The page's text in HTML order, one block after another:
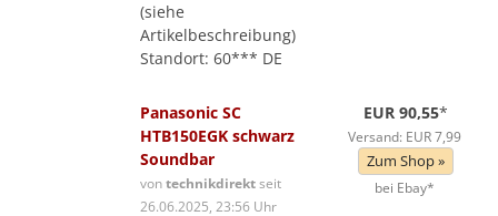
(siehe
Artikelbeschreibung)
Standort: 60*** DE
Panasonic SC
HTB150EGK schwarz
Soundbar
vontechnikdirektseit
26.06.2025, 23:56 Uhr
EUR 90,55*
Versand: EUR 7,99
Zum Shop »
bei Ebay*